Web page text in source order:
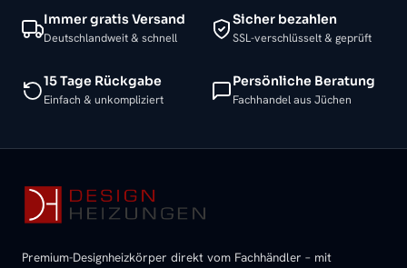
Immer gratis Versand
Deutschlandweit & schnell
Sicher bezahlen
SSL-verschlüsselt & geprüft
15 Tage Rückgabe
Einfach & unkompliziert
Persönliche Beratung
Fachhandel aus Jüchen
Premium-Designheizkörper direkt vom Fachhändler – mit